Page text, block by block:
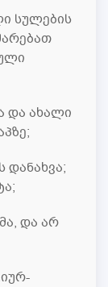
სულების
და ახალი
დანახვა;
და არ